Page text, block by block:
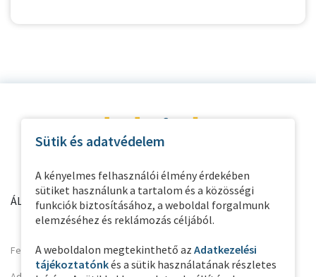
ÁLTALÁNOS INFORMÁCIÓK
Felhasználási feltételek
PARTNER OLDALAK
Sütik és adatvédelem
A kényelmes felhasználói élmény érdekében
sütiket használunk a tartalom és a közösségi
funkciók biztosításához, a weboldal forgalmunk
elemzéséhez és reklámozás céljából.
A weboldalon megtekinthető az Adatkezelési
tájékoztatónkés a sütik használatának részletes